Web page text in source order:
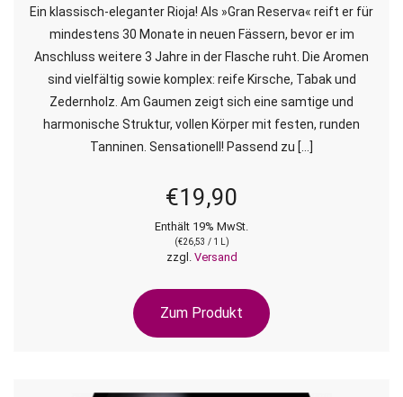
Ein klassisch-eleganter Rioja! Als »Gran Reserva« reift er für
mindestens 30 Monate in neuen Fässern, bevor er im
Anschluss weitere 3 Jahre in der Flasche ruht. Die Aromen
sind vielfältig sowie komplex: reife Kirsche, Tabak und
Zedernholz. Am Gaumen zeigt sich eine samtige und
harmonische Struktur, vollen Körper mit festen, runden
Tanninen. Sensationell! Passend zu […]
€19,90
Enthält 19% MwSt.
(€26,53 / 1 L)
zzgl. Versand
Zum Produkt